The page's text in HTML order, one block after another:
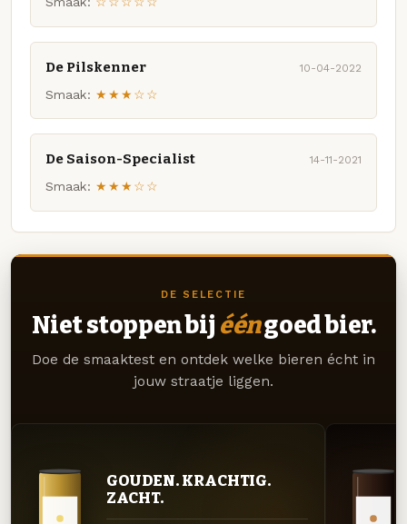
De Pilskenner 10-04-2022
Smaak: ★★★☆☆
De Saison-Specialist 14-11-2021
Smaak: ★★★☆☆
DE SELECTIE
Niet stoppen bij ééngoed bier.
Doe de smaaktest en ontdek welke bieren écht in
jouw straatje liggen.
GOUDEN. KRACHTIG.
ZACHT.